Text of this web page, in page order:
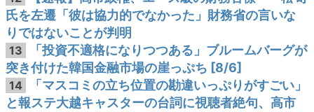
氏を左遷「彼は協力的でなかった」財務省の言いな
りではないことが判明
13
「投資不適格になりつつある」ブルームバーグが
突き付けた韓国金融市場の崖っぷち [8/6]
14
「マスコミの立ち位置の勘違いっぷりがすごい」
と報ステ大越キャスターの台詞に視聴者絶句、高市